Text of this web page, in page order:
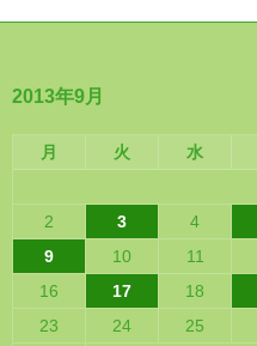
2013年9月
月 火 水
2
3 4
9
10 11
16
17 18
23
24 25